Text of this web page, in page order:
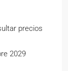
precios
2029